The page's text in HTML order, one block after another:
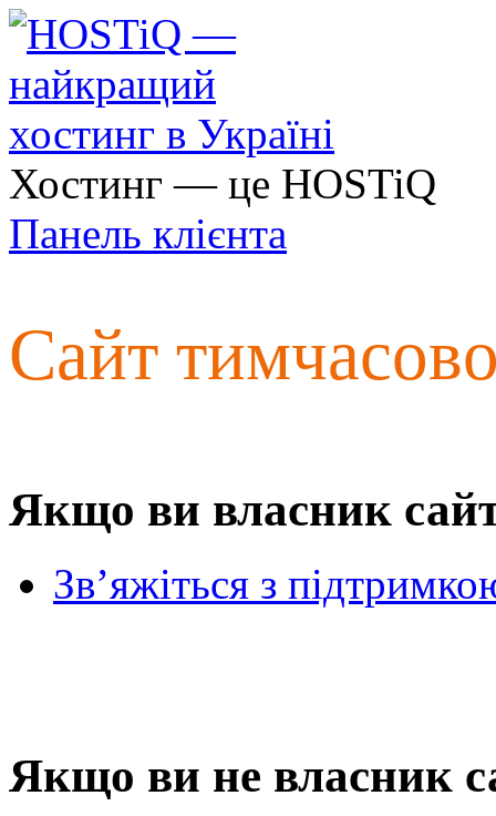
Хостинг — це HOSTiQ
Панель клієнта
Сайт
Якщо ви власник
Зв’яжіться з
Якщо ви не власник